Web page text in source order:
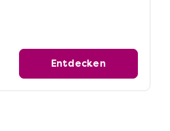
Entdecken